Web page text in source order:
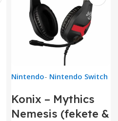
Nintendo- Nintendo Switch
Konix – Mythics
Nemesis (fekete &